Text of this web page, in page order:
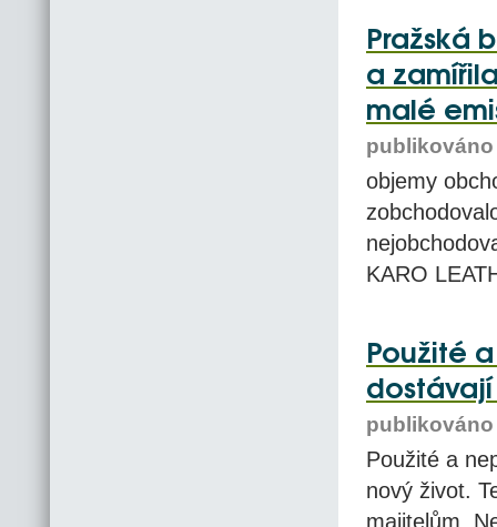
Pražská
a
malé
publikováno
objemy
KARO
Použité
publikováno
Použité a
nový život.
majitelům.